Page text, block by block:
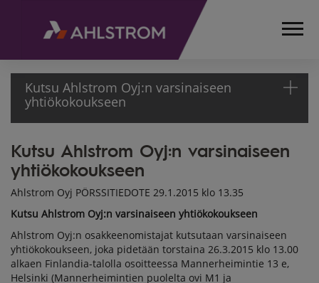
Kutsu Ahlstrom Oyj:n varsinaiseen
yhtiökokoukseen
ETUSIVU
MEDIA
PÖRSSITIEDOTTEET
2015
KUTSU AHLSTROM
OYJ:N
VARSINAISEEN
Kutsu Ahlstrom Oyj:n varsinaiseen
yhtiökokoukseen
Ahlstrom Oyj PÖRSSITIEDOTE 29.1.2015 klo 13.35
Kutsu Ahlstrom Oyj:n varsinaiseen yhtiökokoukseen
Ahlstrom Oyj:n osakkeenomistajat kutsutaan varsinaiseen
yhtiökokoukseen, joka pidetään torstaina 26.3.2015 klo 13.00
alkaen Finlandia-talolla osoitteessa Mannerheimintie 13 e,
Helsinki (Mannerheimintien puolelta ovi M1 ja